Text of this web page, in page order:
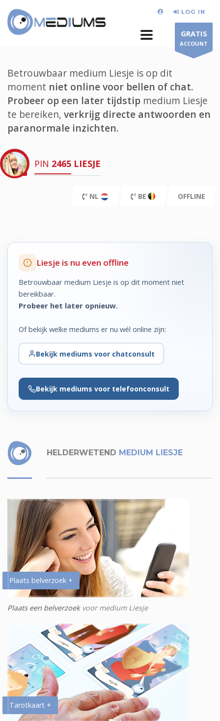
LOG IN
GRATIS
ACCOUNT
Betrouwbaar medium Liesje is op dit
moment niet online voor bellen of chat.
Probeer op een later tijdstip medium Liesje
te bereiken, verkrijg directe antwoorden en
paranormale inzichten.
PIN 2465 LIESJE
NL BE OFFLINE
Liesje is nu even offline
Betrouwbaar medium Liesje is op dit moment niet
bereikbaar.
Probeer het later opnieuw.
Of bekijk welke mediums er nu wél online zijn:
Bekijk mediums voor chatconsult
Bekijk mediums voor telefoonconsult
HELDERWETEND MEDIUM LIESJE
Plaats belverzoek +
Plaats een belverzoekvoor medium Liesje
Tarotkaart +